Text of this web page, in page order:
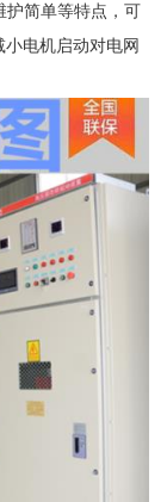
护简单等特点，可
电机启动对电网